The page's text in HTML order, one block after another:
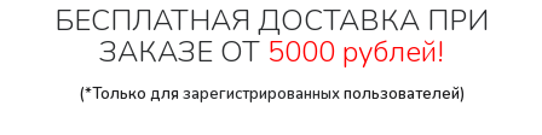
БЕСПЛАТНАЯ ДОСТАВКА ПРИ
ЗАКАЗЕ ОТ 5000 рублей!
(*Только для зарегистрированныхпользователей)